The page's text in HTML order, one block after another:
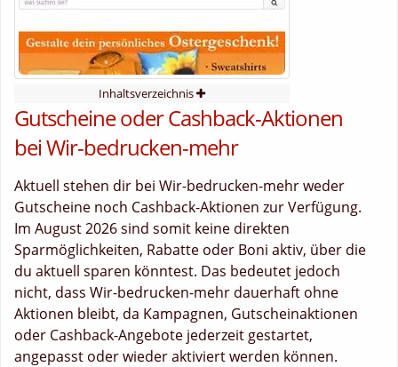
Inhaltsverzeichnis
Gutscheine oder Cashback-Aktionen
bei Wir-bedrucken-mehr
Aktuell stehen dir bei Wir-bedrucken-mehr weder
Gutscheine noch Cashback-Aktionen zur Verfügung.
Im August 2026 sind somit keine direkten
Sparmöglichkeiten, Rabatte oder Boni aktiv, über die
du aktuell sparen könntest. Das bedeutet jedoch
nicht, dass Wir-bedrucken-mehr dauerhaft ohne
Aktionen bleibt, da Kampagnen, Gutscheinaktionen
oder Cashback-Angebote jederzeit gestartet,
angepasst oder wieder aktiviert werden können.